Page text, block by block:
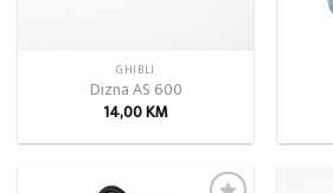
GHIBLI
Dizna AS 600
14,00KM